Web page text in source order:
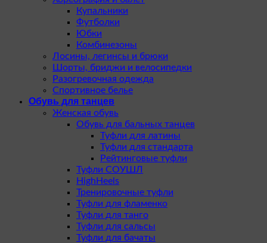
Купальники
Футболки
Юбки
Комбинезоны
Лосины, легинсы и брюки
Шорты, бриджи и велосипедки
Разогревочная одежда
Спортивное белье
Обувь для танцев
Женская обувь
Обувь для бальных танцев
Туфли для латины
Туфли для стандарта
Рейтинговые туфли
Туфли СОУШЛ
HighHeels
Тренировочные туфли
Туфли для фламенко
Туфли для танго
Туфли для сальсы
Туфли для бачаты